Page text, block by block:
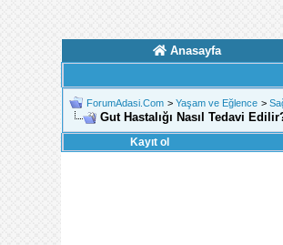
Anasayfa
ForumAdasi.Com > Yaşam ve Eğlence >
Gut Hastalığı Nasıl Tedavi
Kayıt ol